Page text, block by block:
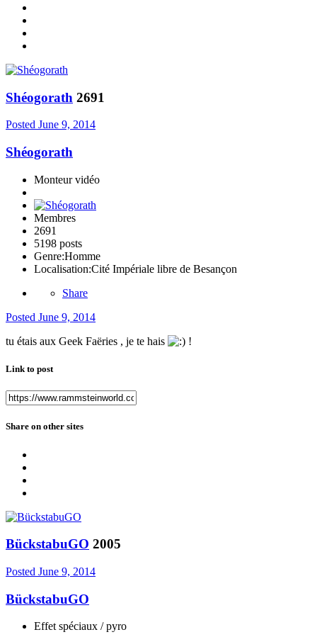
Shéogorath 2691
Posted June 9, 2014
Shéogorath
Monteur vidéo
Membres
2691
5198 posts
Genre:Homme
Localisation:Cité Impériale libre de Besançon
Share
Posted June 9, 2014
tu étais aux Geek Faëries , je te hais
!
Link to post
Share on other sites
BückstabuGO 2005
Posted June 9, 2014
BückstabuGO
Effet spéciaux / pyro